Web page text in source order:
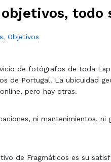
todo
, Objetivos
de fotógrafos de toda
de Portugal. La ubicuidad
pero hay otras.
ni mantenimientos,
de Fragmáticos es su